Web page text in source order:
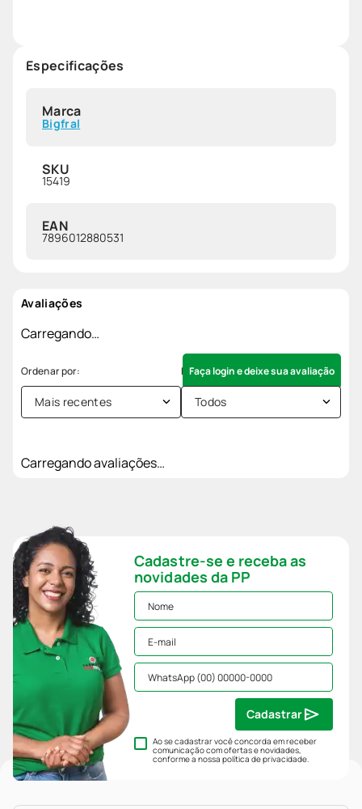
Especificações
Marca
Bigfral
SKU
15419
EAN
7896012880531
Avaliações
Carregando…
Faça login e deixe sua avaliação
Mais recentes Todos
Carregando avaliações…
Cadastre-se e receba as
novidades da PP
Ao se cadastrar você concorda em receber
comunicação com ofertas e novidades,
conforme a nossapolítica de privacidade.
Cadastrar